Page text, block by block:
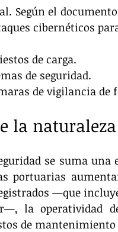
Según el
cibernéticos
de carga.
de seguridad.
de vigilancia
la naturaleza
se suma
portuarias
—que
la operatividad
de mantenimiento